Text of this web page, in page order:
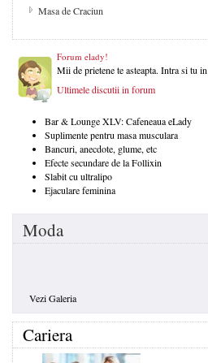
Masa de Craciun
Forum elady!
Mii de prietene te asteapta. Intra si tu in
Ultimele discutii in forum
Bar & Lounge XLV: Cafeneaua eLady
Suplimente pentru masa musculara
Bancuri, anecdote, glume, etc
Efecte secundare de la Follixin
Slabit cu ultralipo
Ejaculare feminina
Moda
Vezi Galeria
Cariera